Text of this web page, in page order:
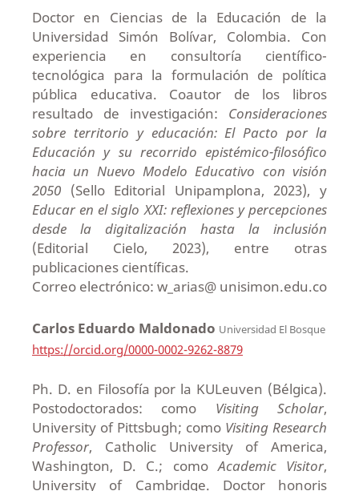
Doctor en Ciencias de la Educación de la
Universidad Simón Bolívar, Colombia. Con
experiencia en consultoría científico-
tecnológica para la formulación de política
pública educativa. Coautor de los libros
resultado de investigación: Consideraciones
sobre territorio y educación: El Pacto por la
Educación y su recorrido epistémico-filosófico
hacia un Nuevo Modelo Educativo con visión
2050(Sello Editorial Unipamplona, 2023), y
Educar en el siglo XXI: reflexiones y percepciones
desde la digitalización hasta la inclusión
(Editorial Cielo, 2023), entre otras
publicaciones científicas.
Correo electrónico: w_arias@ unisimon.edu.co
Carlos Eduardo Maldonado Universidad El Bosque
https://orcid.org/0000-0002-9262-8879
Ph. D. en Filosofía por la KULeuven (Bélgica).
Postodoctorados: como Visiting Scholar,
University of Pittsbugh; como Visiting Research
Professor, Catholic University of America,
Washington, D. C.; comoAcademic Visitor,
University of Cambridge. Doctor honoris